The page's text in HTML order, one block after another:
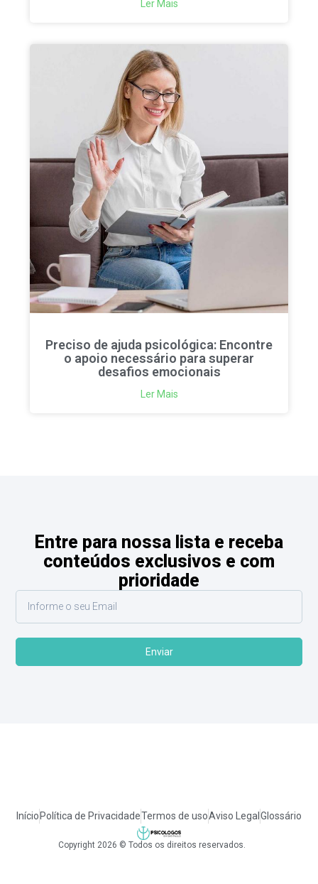
Ler Mais
Preciso de ajuda psicológica: Encontre
o apoio necessário para superar
desafios emocionais
Ler Mais
Entre para nossa lista e receba
conteúdos exclusivos e com
prioridade
Enviar
Início Política de PrivacidadeTermos de usoAviso Legal Glossário
Copyright 2026 © Todos os direitos reservados.